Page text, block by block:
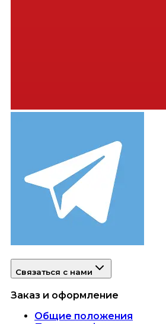
Связаться с нами
Заказ и оформление
Общие положения